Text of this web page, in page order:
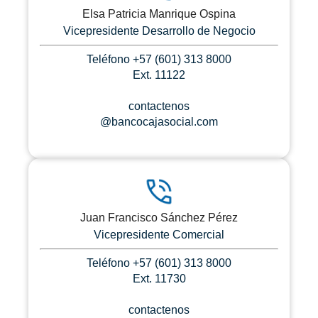
Elsa Patricia Manrique Ospina
Vicepresidente Desarrollo de Negocio
Teléfono +57 (601) 313 8000
Ext. 11122
contactenos
@bancocajasocial.com
Juan Francisco Sánchez Pérez
Vicepresidente Comercial
Teléfono +57 (601) 313 8000
Ext. 11730
contactenos